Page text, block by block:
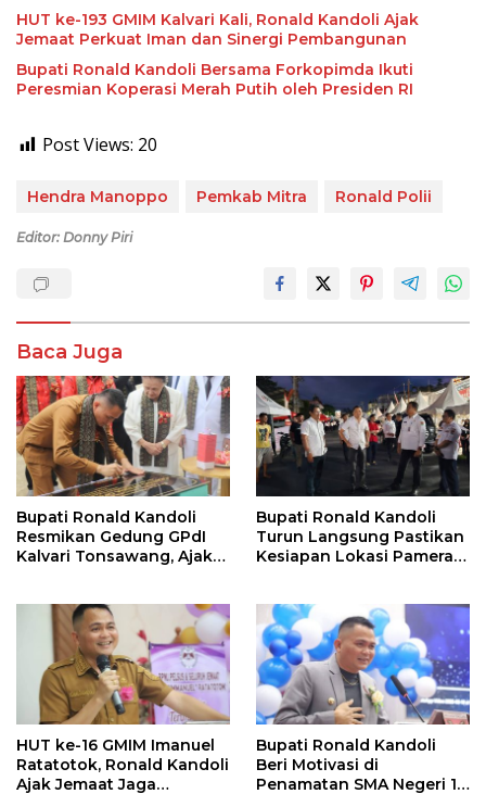
HUT ke-193 GMIM Kalvari Kali, Ronald Kandoli Ajak
Jemaat Perkuat Iman dan Sinergi Pembangunan
Bupati Ronald Kandoli Bersama Forkopimda Ikuti
Peresmian Koperasi Merah Putih oleh Presiden RI
Post Views: 20
Hendra Manoppo Pemkab Mitra Ronald Polii
Editor: Donny Piri
Baca Juga
Bupati Ronald Kandoli
Resmikan Gedung GPdI
Kalvari Tonsawang, Ajak
Bupati Ronald Kandoli
Turun Langsung Pastikan
Kesiapan Lokasi Pameran
HUT ke-16 GMIM Imanuel
Ratatotok, Ronald Kandoli
Ajak Jemaat Jaga
Bupati Ronald Kandoli
Beri Motivasi di
Penamatan SMA Negeri 1